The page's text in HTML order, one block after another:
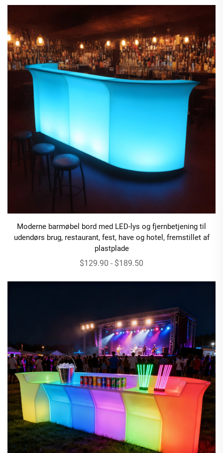
Moderne barmøbel bord med LED-lys og fjernbetjening til
udendørs brug, restaurant, fest, have og hotel, fremstillet af
plastplade
$129.90 - $189.50